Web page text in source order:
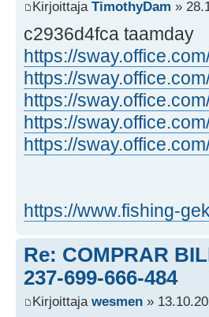
Kirjoittaja TimothyDam »
c2936d4fca taamday
https://
https://
https://
https://
https://
https://www.fishing-
Re: COMPRAR
237-699-666-484
Kirjoittaja wesmen »